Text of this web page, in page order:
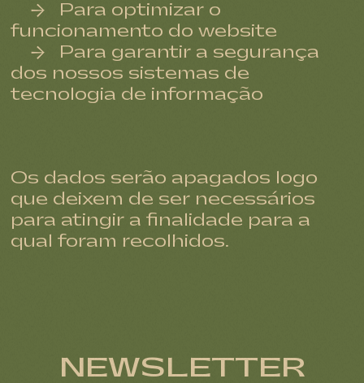
Para optimizar o
funcionamento do website
Para garantir a segurança
dos nossos sistemas de
tecnologia de informação
Os dados serão apagados logo
que deixem de ser necessários
para atingir a finalidade para a
qual foram recolhidos.
NEWSLETTER